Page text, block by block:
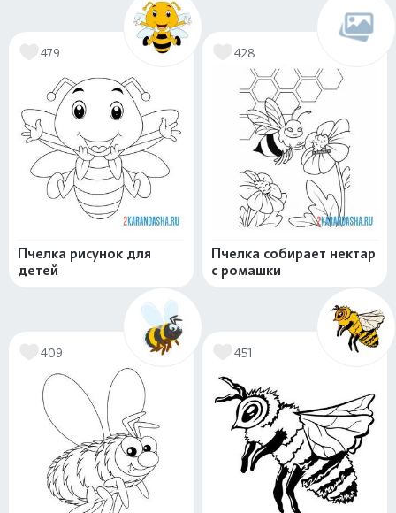
479
Пчелка рисунок для
детей
428
Пчелка собирает нектар
с ромашки
409 451